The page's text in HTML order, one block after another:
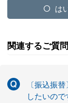
は
関連するご質問
〔振込振
したいの